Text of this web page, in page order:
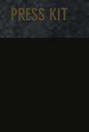
PRESS KIT